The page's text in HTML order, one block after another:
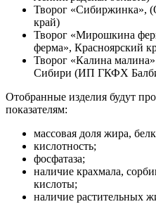
Творог «Сибиржинка»,
край)
Творог «Мирошкина
ферма», Красноярский
Творог «Калина
Сибири (ИП ГКФХ
Отобранные изделия будут
показателям:
массовая доля жира,
кислотность;
фосфатаза;
наличие крахмала,
кислоты;
наличие растительных